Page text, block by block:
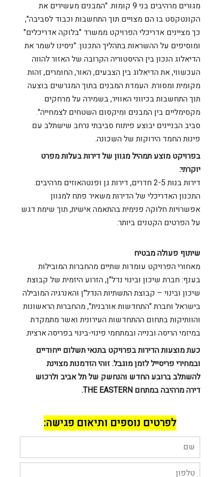
מגורים מרהיבים בני 9 קומות. "המבנים מעשירים את
הקונטקסט בו הם מצויים תוך התחשבות וכבוד לסביבה",
כך מציינים אדריכלי הפרויקט ממשרד "בלוקה אדריכלים"
ומוסיפים על ההשראות בתהליך התכנון:"ניסינו לשמר את
הדיאלוג הנכון בין ההיסטוריה הקרובה של האזור להווה
העכשווי, את הדיאלוג בין הצבעים, האור, החומרים, זהות
מקומית ומסורת. העמדת המבנים בתוך המגרשים בוצעה
תוך התחשבות בכיווני האוויר, בשמירה על מרחקים
מקסימליים בין המבנים ומיקסום השטחים לצמחייה".
סביב הבניינים יבוצע פיתוח סביבתי נרחב שישתלב עם
פינות החמד הירוקות של השכונה.
בפרויקט מוצע תמהיל מגוון של דירות בעלות מפרט
יוקרתי:
דירות בנות 2-5 חדרים, דירות גן ופנטהאוזים מרהיבים.
התכנון האדריכלי של הדירות משאיר פתח למגוון
אפשרויות חלוקה פנימית בהתאמה אישית, תוך שימת דגש
על הפרטים הקטנים ביותר.
שיתוף פעולה מבטיח
מאחורי הפרויקט עומדות שתיים מהחברות המובילות
בענף: חברת שיכון ובינוי נדל"ן, הזרוע היזמית של קבוצת
שיכון ובינוי – קבוצת התשתיות הנדל"ן והאנרגיה המובילה
בישראל וחברת "התחדשות אורבנית", מהחברות הראשונות
והוותיקות בתחום ההתחדשות העירונית ואשר מתמקדת
במיזמי הריסה ובנייה ובמתחמי פינוי-בינוי בפריסה ארצית.
כעת מוצעות הדירות בפרויקט בתנאי תשלום ייחודיים
ובמחירי פריסייל לזמן מוגבל. זוהי הזדמנות מצוינת
להשתלב ברובע החדש והנחשק של תל אביב ולרכוש
דירה מרהיבה במתחם THE EASTERN.
לפרטים נוספים ותיאום פגישה: